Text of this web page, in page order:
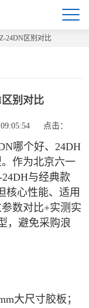
24DN区别对比
别对比
点击：
哪个好、24DH
作为北京六一
与经典款
核心性能、适用
数对比+实测实
，避免采购浪
大尺寸胶板；